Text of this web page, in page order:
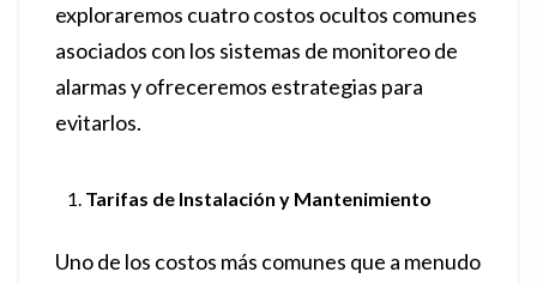
exploraremos cuatro costos ocultos comunes
asociados con los sistemas de monitoreo de
alarmas y ofreceremos estrategias para
evitarlos.
Tarifas de Instalación y Mantenimiento
Uno de los costos más comunes que a menudo